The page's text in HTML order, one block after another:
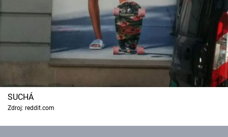
SUCHÁ
Zdroj: reddit.com